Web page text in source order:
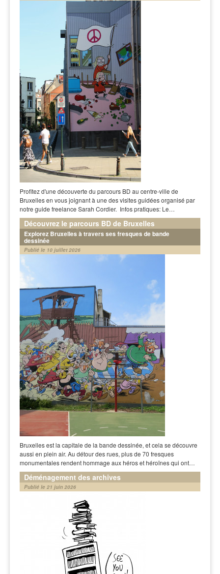
Profitez d'une découverte du parcours BD au centre-ville de
Bruxelles en vous joignant à une des visites guidées organisé par
notre guide freelance Sarah Cordier. Infos pratiques: Le…
Découvrez le parcours BD de Bruxelles
Explorez Bruxelles à travers ses fresques de bande
dessinée
Publié le 10 juillet 2026
Bruxelles est la capitale de la bande dessinée, et cela se découvre
aussi en plein air. Au détour des rues, plus de 70 fresques
monumentales rendent hommage aux héros et héroïnes qui ont…
Déménagement des archives
Publié le 21 juin 2026